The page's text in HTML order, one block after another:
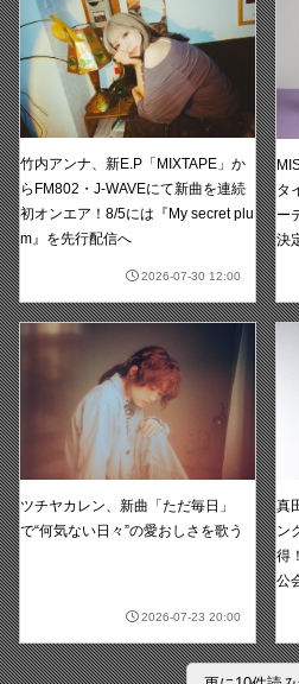
竹内アンナ、新E.P「MIXTAPE」か
らFM802・J-WAVEにて新曲を連続
初オンエア！8/5には『My secret plu
m』を先行配信へ
2026-07-30 12:00
タ
ー
決
ツチヤカレン、新曲「ただ毎日」
で“何気ない日々”の愛おしさを歌う
2026-07-23 20:00
真
ン
得
公